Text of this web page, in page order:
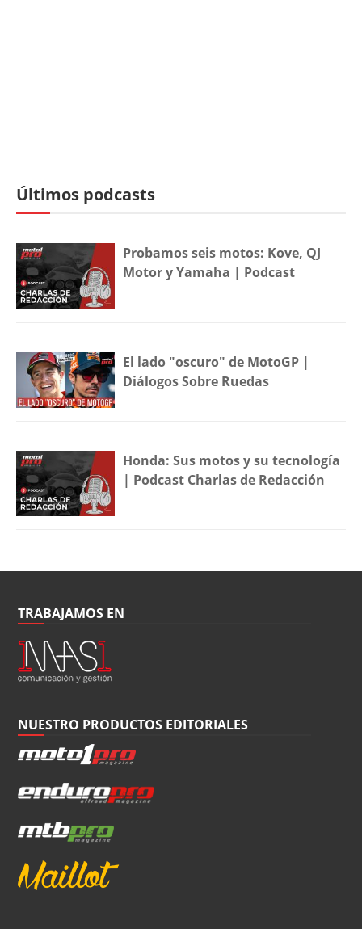
Últimos podcasts
Probamos seis motos: Kove, QJ
Motor y Yamaha | Podcast
El lado "oscuro" de MotoGP |
Diálogos Sobre Ruedas
Honda: Sus motos y su tecnología
| Podcast Charlas de Redacción
TRABAJAMOS EN
NUESTRO PRODUCTOS EDITORIALES